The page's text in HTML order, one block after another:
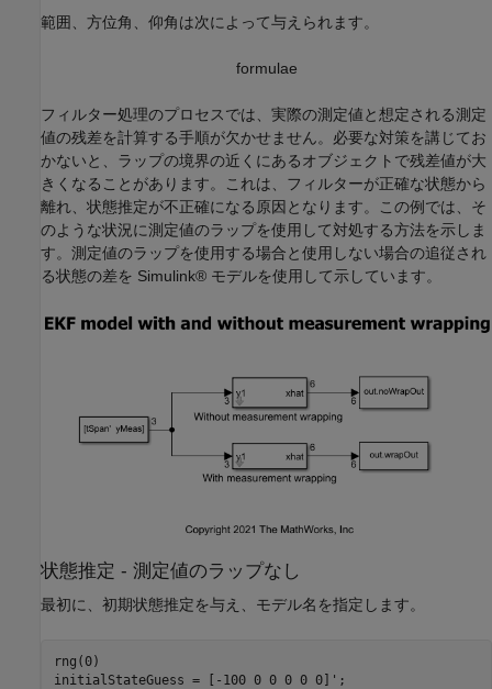
範囲、方位角、仰角は次によって与えられます。
formulae
フィルター処理のプロセスでは、実際の測定値と想定される測定
値の残差を計算する手順が欠かせません。必要な対策を講じてお
かないと、ラップの境界の近くにあるオブジェクトで残差値が大
きくなることがあります。これは、フィルターが正確な状態から
離れ、状態推定が不正確になる原因となります。この例では、そ
のような状況に測定値のラップを使用して対処する方法を示しま
す。測定値のラップを使用する場合と使用しない場合の追従され
る状態の差を Simulink® モデルを使用して示しています。
状態推定 - 測定値のラップなし
最初に、初期状態推定を与え、モデル名を指定します。
rng(0)
initialStateGuess = [-100 0 0 0 0 0]';